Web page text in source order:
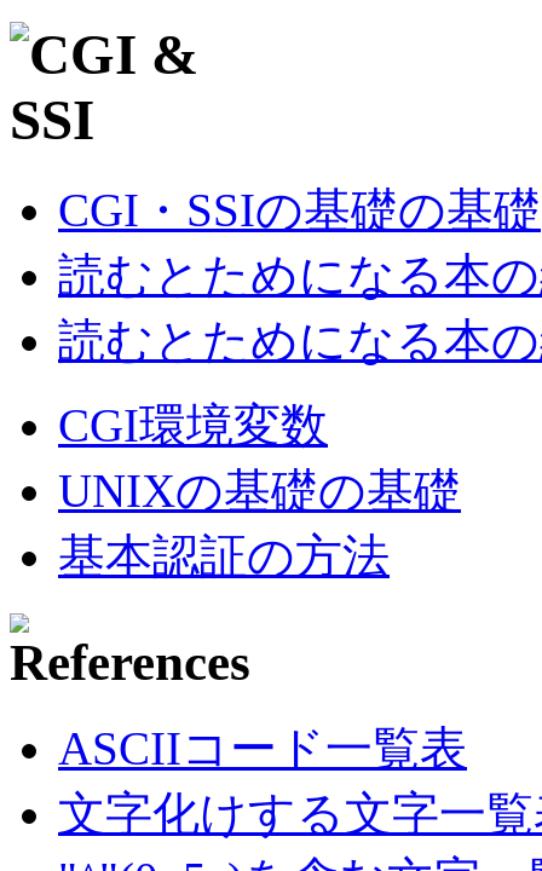
CGI・SSIの基礎の基礎
読むとためになる本
読むとためになる本
CGI環境変数
UNIXの基礎の基礎
基本認証の方法
ASCIIコード一覧表
文字化けする文字一